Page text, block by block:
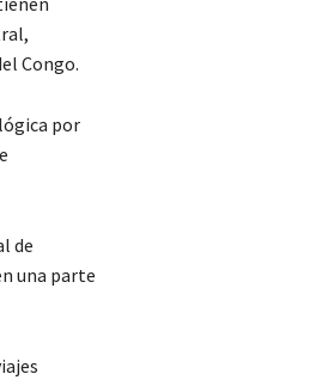
Congo.
por
de
una parte